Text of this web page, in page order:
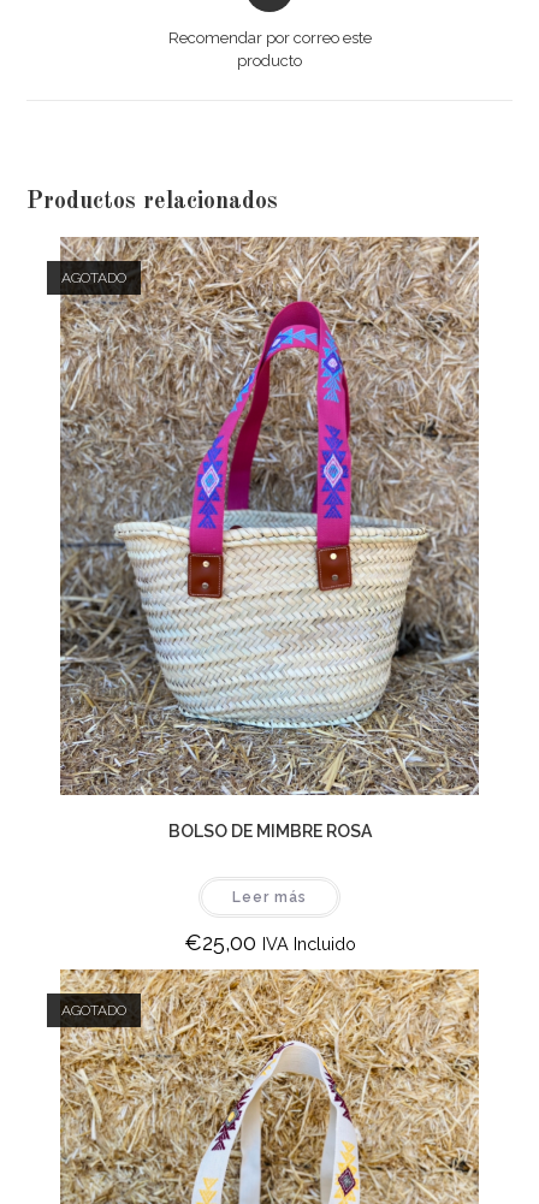
Recomendar por correo este
producto
Productos relacionados
AGOTADO
BOLSO DE MIMBRE ROSA
Leer más
€25,00 IVA Incluido
AGOTADO